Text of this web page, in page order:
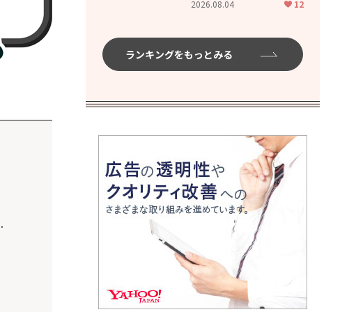
2026.08.04 12
ランキングをもっとみる